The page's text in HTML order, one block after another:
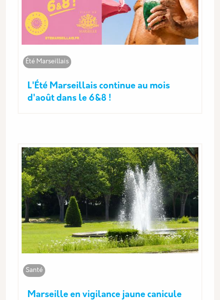
Été Marseillais
L'Été Marseillais continue au mois
d'août dans le 6&8 !
Santé
Marseille en vigilance jaune canicule